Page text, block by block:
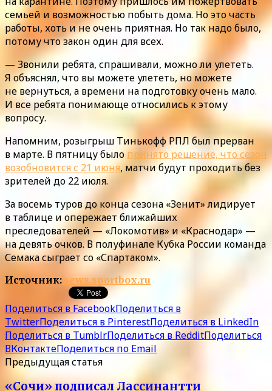
семьей и возможностью побыть дома. Но это часть
работы, хоть и не очень приятная. Но так надо было,
потому что закон один для всех.
— Звонили ребята, спрашивали, можно ли улететь.
Я объяснял, что вы можете улететь, но можете
не вернуться, а времени на подготовку очень мало.
И все ребята понимающе относились к этому
вопросу.
Напомним, розыгрыш Тинькофф РПЛ был прерван
в марте. В пятницу былопринято решение, что сезон
возобновится с 21 июня, матчи будут проходить без
зрителей до 22 июля.
За восемь туров до конца сезона «Зенит» лидирует
в таблице и опережает ближайших
преследователей — «Локомотив» и «Краснодар» —
на девять очков. В полуфинале Кубка России команда
Семака сыграет со «Спартаком».
Источник:news.sportbox.ru
Поделиться в FacebookПоделиться в
TwitterПоделиться в PinterestПоделиться в LinkedIn
Поделиться в TumblrПоделиться в RedditПоделиться
ВКонтактеПоделиться по Email
Предыдущая статья
«Сочи» подписал Лассинантти